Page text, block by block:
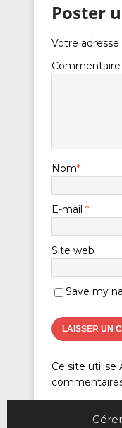
Poster
Votre
Commentaire
Nom*
E-mail *
Site web
Save my
Ce site utilise